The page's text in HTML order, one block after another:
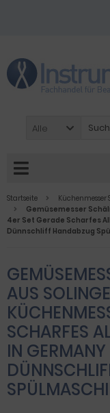
Alle
Startseite Küchenmesser
Gemüsemesser
4er Set Gerade Scharfes
Dünnschliff Handabzug
AUS
SCHARFES
IN GERMANY